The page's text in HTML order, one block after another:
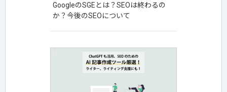
GoogleのSGEとは？SEOは終わるの
か？今後のSEOについて